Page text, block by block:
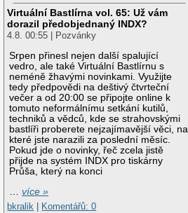
Virtuální Bastlírna vol. 65: Už vám
dorazil předobjednaný INDX?
4.8. 00:55 | Pozvánky
Srpen přinesl nejen další spalující
vedro, ale také Virtuální Bastlírnu s
neméně žhavými novinkami. Využijte
tedy předpovědi na deštivý čtvrteční
večer a od 20:00 se připojte online k
tomuto neformálnímu setkání kutilů,
techniků a vědců, kde se strahovskými
bastlíři proberete nejzajímavější věci, na
které jste narazili za poslední měsíc.
Pokud jde o novinky, řeč zcela jistě
přijde na systém INDX pro tiskárny
Průša, který na konci
…více »
bkralik
Komentářů: 0